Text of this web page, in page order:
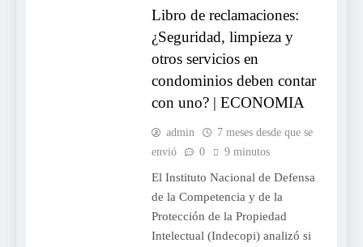
Libro de reclamaciones:
¿Seguridad, limpieza y
otros servicios en
condominios deben contar
con uno? | ECONOMIA
admin
7 meses desde que se
envió
0 9 minutos
El Instituto Nacional de Defensa
de la Competencia y de la
Protección de la Propiedad
Intelectual (Indecopi) analizó si